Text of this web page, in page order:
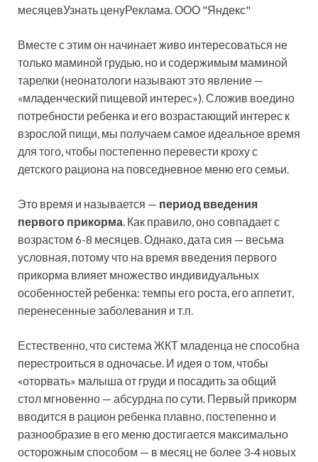
месяцевУзнать ценуРеклама. ООО "Яндекс"
Вместе с этим он начинает живо интересоваться не
только маминой грудью, но и содержимым маминой
тарелки (неонатологи называют это явление —
«младенческий пищевой интерес»). Сложив воедино
потребности ребенка и его возрастающий интерес к
взрослой пищи, мы получаем самое идеальное время
для того, чтобы постепенно перевести кроху с
детского рациона на повседневное меню его семьи.
Это время и называется — период введения
первого прикорма. Как правило, оно совпадает с
возрастом 6-8 месяцев. Однако, дата сия — весьма
условная, потому что на время введения первого
прикорма влияет множество индивидуальных
особенностей ребенка: темпы его роста, его аппетит,
перенесенные заболевания и т.п.
Естественно, что система ЖКТ младенца не способна
перестроиться в одночасье. И идея о том, чтобы
«оторвать» малыша от груди и посадить за общий
стол мгновенно — абсурдна по сути. Первый прикорм
вводится в рацион ребенка плавно, постепенно и
разнообразие в его меню достигается максимально
осторожным способом — в месяц не более 3-4 новых